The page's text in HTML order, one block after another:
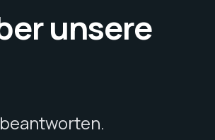
unsere